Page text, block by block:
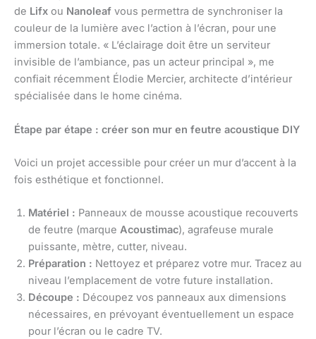
de Lifx ou Nanoleaf vous permettra de synchroniser la
couleur de la lumière avec l’action à l’écran, pour une
immersion totale. « L’éclairage doit être un serviteur
invisible de l’ambiance, pas un acteur principal », me
confiait récemment Élodie Mercier, architecte d’intérieur
spécialisée dans le home cinéma.
Étape par étape : créer son mur en feutre acoustique DIY
Voici un projet accessible pour créer un mur d’accent à la
fois esthétique et fonctionnel.
Matériel : Panneaux de mousse acoustique recouverts
de feutre (marque Acoustimac), agrafeuse murale
puissante, mètre, cutter, niveau.
Préparation : Nettoyez et préparez votre mur. Tracez au
niveau l’emplacement de votre future installation.
Découpe : Découpez vos panneaux aux dimensions
nécessaires, en prévoyant éventuellement un espace
pour l’écran ou le cadre TV.